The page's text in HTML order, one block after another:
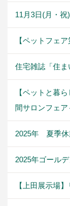
11月3日(月・
【ペットフェ
住宅雑誌「住
【ペットと暮
間サロンフェア
2025年 夏季休
2025年ゴール
【上田展示場